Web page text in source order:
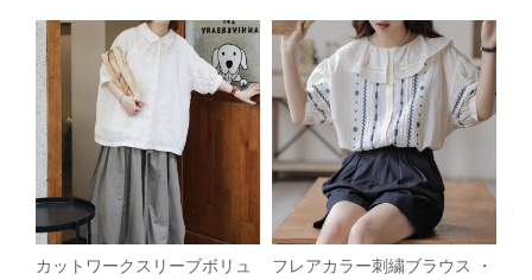
カットワークスリーブボリュ
フレアカラー刺繍ブラウス ・